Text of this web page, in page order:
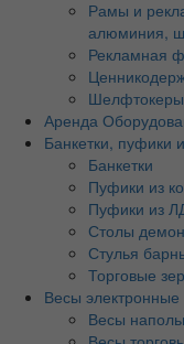
Рамы и
алюминия,
Рекламная
Шелфтокеры
Аренда
Банкетки, пуфики
Банкетки
Пуфики из
Пуфики из
Столы
Стулья
Торговые
Весы электронные
Весы